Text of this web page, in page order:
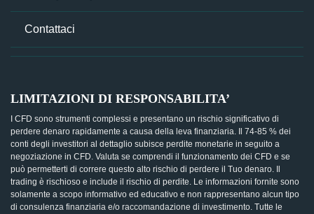
Contattaci
LIMITAZIONI DI RESPONSABILITA’
I CFD sono strumenti complessi e presentano un rischio significativo di
perdere denaro rapidamente a causa della leva finanziaria. Il 74-85 % dei
conti degli investitori al dettaglio subisce perdite monetarie in seguito a
negoziazione in CFD. Valuta se comprendi il funzionamento dei CFD e se
può permetterti di correre questo alto rischio di perdere il Tuo denaro. Il
trading è rischioso e include il rischio di perdite. Le informazioni fornite sono
solamente a scopo informativo ed educativo e non rappresentano alcun tipo
di consulenza finanziaria e/o raccomandazione di investimento. Tutte le